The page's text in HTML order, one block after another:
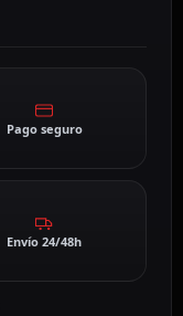
Pago seguro
Envío 24/48h